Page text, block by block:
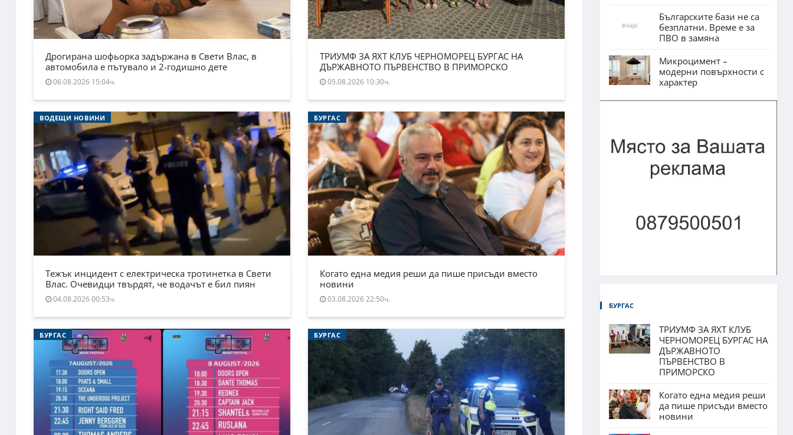
Дрогирана шофьорка задържана в Свети Влас, в
автомобила е пътувало и 2-годишно дете
06.08.2026 15:04ч.
ТРИУМФ ЗА ЯХТ КЛУБ ЧЕРНОМОРЕЦ БУРГАС НА
ДЪРЖАВНОТО ПЪРВЕНСТВО В ПРИМОРСКО
05.08.2026 10:30ч.
ВОДЕЩИ НОВИНИ
Тежък инцидент с електрическа тротинетка в Свети
Влас. Очевидци твърдят, че водачът е бил пиян
04.08.2026 00:53ч.
БУРГАС
Когато една медия реши да пише присъди вместо
новини
03.08.2026 22:50ч.
БУРГАС БУРГАС
Българските бази не са
безплатни. Време е за
ПВО в замяна
Микроцимент –
модерни повърхности с
характер
БУРГАС
ТРИУМФ ЗА ЯХТ КЛУБ
ЧЕРНОМОРЕЦ БУРГАС НА
ДЪРЖАВНОТО
ПЪРВЕНСТВО В
ПРИМОРСКО
Когато една медия реши
да пише присъди вместо
новини